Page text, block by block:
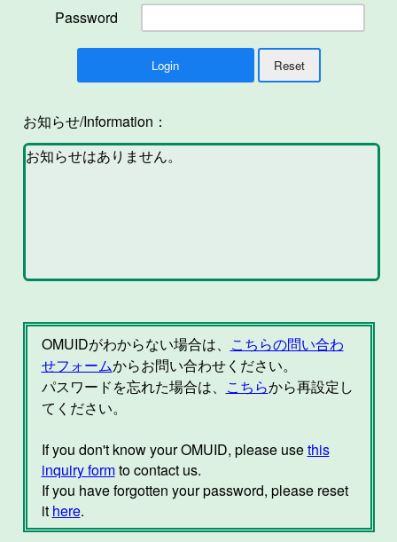
Password
お知らせ/Information：
OMUIDがわからない場合は、
こちらの問い合わ
せフォームからお問い合わせください。
パスワードを忘れた場合は、
こちらから再設定し
てください。
If you don't know your OMUID, please usethis
inquiry formto contact us.
If you have forgotten your password, please reset
it here.